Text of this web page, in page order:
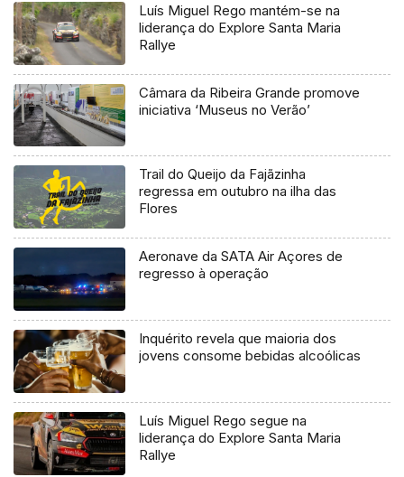
Luís Miguel Rego mantém-se na
liderança do Explore Santa Maria
Rallye
Câmara da Ribeira Grande promove
iniciativa ‘Museus no Verão’
Trail do Queijo da Fajãzinha
regressa em outubro na ilha das
Flores
Aeronave da SATA Air Açores de
regresso à operação
Inquérito revela que maioria dos
jovens consome bebidas alcoólicas
Luís Miguel Rego segue na
liderança do Explore Santa Maria
Rallye